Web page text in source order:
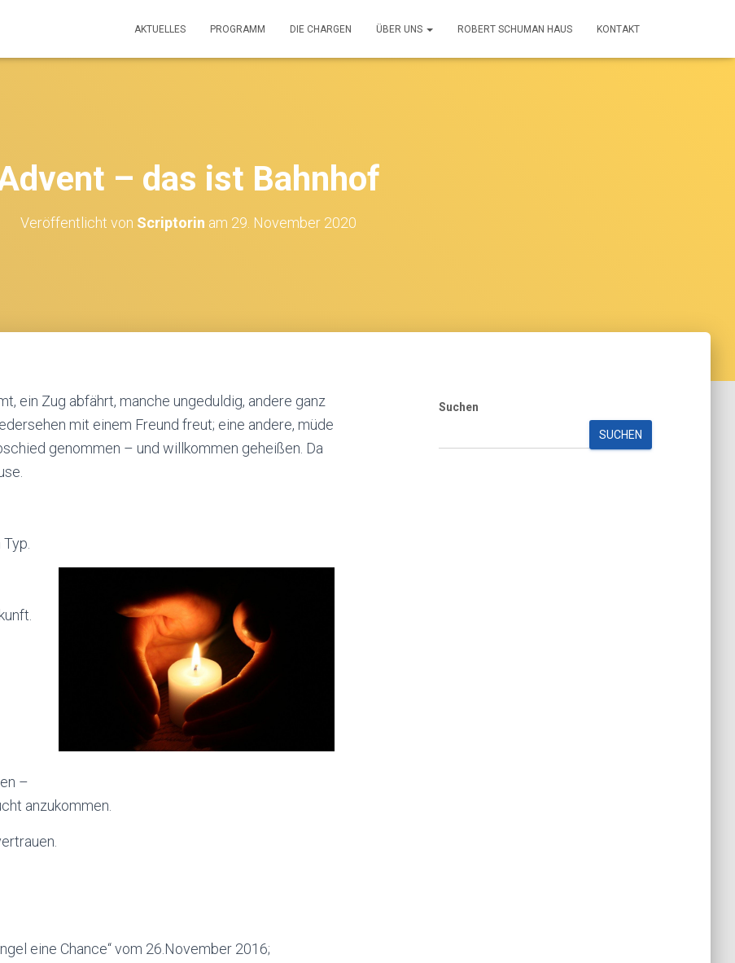
AKTUELLES PROGRAMM DIE CHARGEN ÜBER UNS ROBERT SCHUMAN HAUS KONTAKT
– das ist Bahnhof
Veröffentlicht von Scriptorin am 29. November 2020
ein Zug abfährt, manche ungeduldig, andere ganz
mit einem Freund freut; eine andere, müde
genommen – und willkommen geheißen. Da
–
anzukommen.
eine Chance“ vom 26.November 2016;
Suchen
SUCHEN